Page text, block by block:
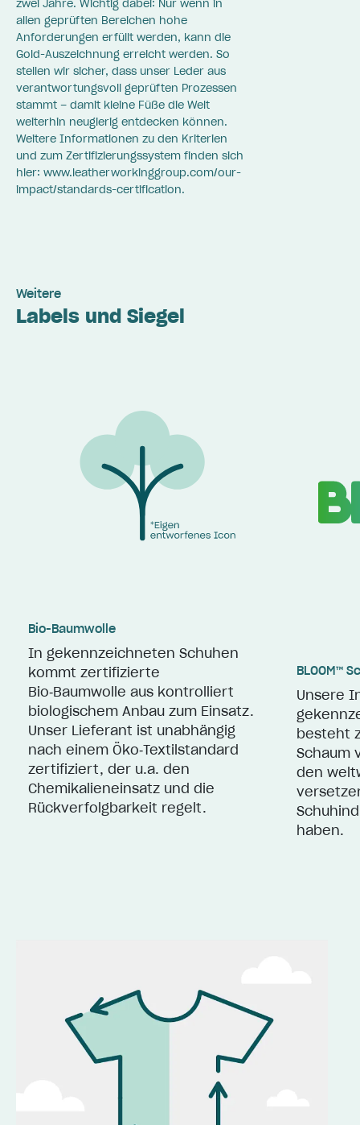
zwei Jahre. Wichtig dabei: Nur wenn in
allen geprüften Bereichen hohe
Anforderungen erfüllt werden, kann die
Gold-Auszeichnung erreicht werden. So
stellen wir sicher, dass unser Leder aus
verantwortungsvoll geprüften Prozessen
stammt – damit kleine Füße die Welt
weiterhin neugierig entdecken können.
Weitere Informationen zu den Kriterien
und zum Zertifizierungssystem finden sich
hier: www.leatherworkinggroup.com/our-
impact/standards-certification.
Weitere
Labels und Siegel
Bio-Baumwolle
In gekennzeichneten Schuhen
kommt zertifizierte
Bio‑Baumwolle aus kontrolliert
biologischem Anbau zum Einsatz.
Unser Lieferant ist unabhängig
nach einem Öko‑Textilstandard
zertifiziert, der u.a. den
Chemikalieneinsatz und die
Rückverfolgbarkeit regelt.
BLOOM™
Unsere
besteht
Schaum
den
haben.